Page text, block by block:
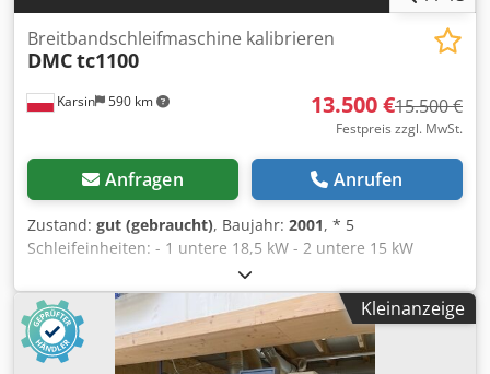
Karsin 590 km
Breitbandschleifmaschine kalibrieren
DMCtc1100
13.500 €15.500 €
Festpreis zzgl. MwSt.
Anfragen Anrufen
Zustand: gut (gebraucht), Baujahr: 2001, * 5
Schleifeinheiten: - 1 untere 18,5 kW - 2 untere 15 kW
Csdpfet Hmg Isx Ai Tsha - 3 obere 18,5 kW - 4 obere 15 kW
- 5 obere 11 kW * stufenlose Einspeiseregelung am
Inverter (2x2,2kW) * elektrische Verstellung der Tischhöhe
* pneumatische Oszillation pneumatische Oszillation *
Schleifbandausblasung
Kleinanzeige